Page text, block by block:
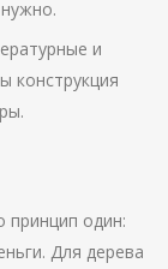
и
конструкция
принцип один:
Для дерева